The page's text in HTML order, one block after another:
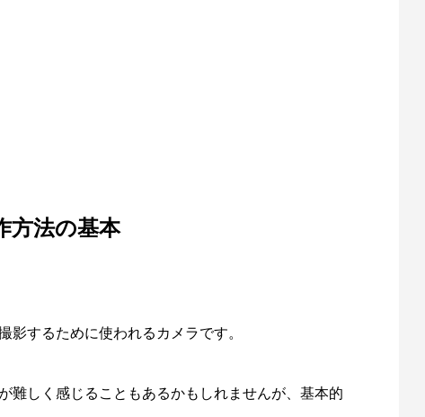
方法の基本
影するために使われるカメラです。
難しく感じることもあるかもしれませんが、基本的